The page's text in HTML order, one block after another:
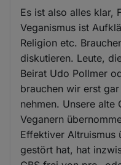
Es ist also alles klar,
Veganismus ist
Religion etc.
diskutieren. Leute,
Beirat Udo Pollmer
brauchen wir erst
nehmen. Unsere alte
Veganern
Effektiver Altruismus
gestört hat, hat